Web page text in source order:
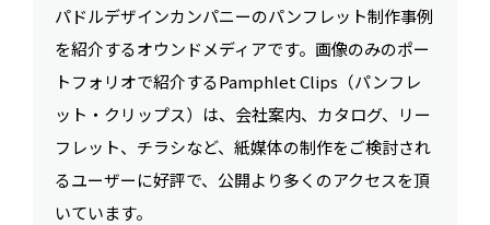
パドルデザインカンパニーのパンフレット制作事例
を紹介するオウンドメディアです。画像のみのポー
トフォリオで紹介するPamphlet Clips（パンフレ
ット・クリップス）は、会社案内、カタログ、リー
フレット、チラシなど、紙媒体の制作をご検討され
るユーザーに好評で、公開より多くのアクセスを頂
いています。